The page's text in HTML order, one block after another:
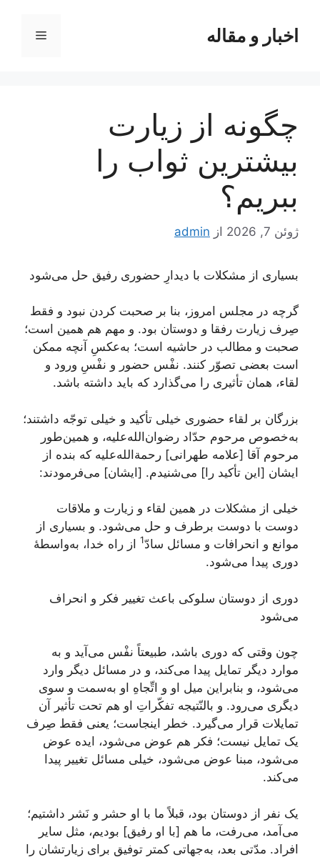
محتوااخبار و مقاله فهرست
چگونه از زیارت
بیشترین ثواب را
ببریم؟
ژوئن 7, 2026 از admin
بسیاری از مشکلات با دیدارِ حضوری رفیق حل می‌شود
گرچه در مجلس امروز، بنا بر صحبت کردن نبود و فقط
صِرف زیارت رفقا و دوستان بود. و مهم هم همین است؛
صحبت و مطالب در حاشیه است؛ به‌عکسِ آنچه ممکن
است بعضی‌ تصوّر کنند. نفْس حضور و نفْسِ ورود و
لقاء، همان تأثیری را می‌گذارد که باید داشته باشد.
بزرگان بر لقاء حضوری خیلی تأکید و خیلی توجّه داشتند؛
به‌خصوص مرحوم حدّاد رضوان‌الله‌علیه، و همین‌طور
مرحوم آقا [علامه طهرانی] رحمة‌الله‌علیه که بنده از
ایشان [این تأکید را] می‌شنیدم. [ایشان] می‌فرمودند:
خیلی از مشکلات در همین لقاء و زیارت و ملاقات
دوست با دوست برطرف و حل می‌شود. و بسیاری از
موانع و انحرافات و مسائل سادّ1
از راه خدا، به‌واسطۀ
دوری پیدا می‌شود.
دوری از دوستان سلوکی باعث تغییر فکر و انحراف
می‌شود
چون وقتی که دوری باشد، طبیعتاً نفْس می‌آید و به
موارد دیگر تمایل پیدا می‌کند، و در مسائل دیگر وارد
می‌شود، و بنابراین میل او و اتِّجاهِ او به‌سمت و سوی
دیگری می‌رود. و بالنّتیجه تفکّراتِ او هم تحت تأثیر آن
تمایلات قرار می‌گیرد. خطر اینجاست؛ یعنی فقط صِرف
یک تمایل نیست؛ فکر هم عوض می‌شود، ایده عوض
می‌شود، مبنا عوض می‌شود، خیلی مسائل تغییر پیدا
می‌کند.
یک نفر از دوستان بود، قبلاً ما با او حشر‌ و‌ نَشر داشتیم؛
می‌آمد، می‌رفت، ما هم [با او رفیق] بودیم، مثل سایر
افراد. مدّتی بعد، به‌جهاتی کمتر توفیق برای زیارتشان را